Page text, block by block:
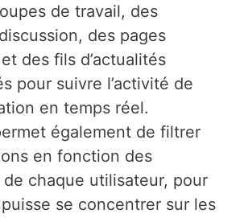
de travail, des
des pages
des fils d’actualités
pour suivre l’activité de
en temps réel.
également de filtrer
en fonction des
chaque utilisateur, pour
se concentrer sur les